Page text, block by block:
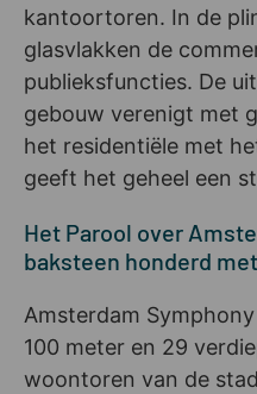
kantoortoren. In de
glasvlakken de
publieksfuncties. De
gebouw verenigt met
het residentiële met
geeft het geheel een
Het Parool over
baksteen honderd
Amsterdam
100 meter en 29
woontoren van de